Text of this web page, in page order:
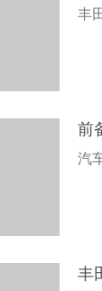
丰
前
汽
丰